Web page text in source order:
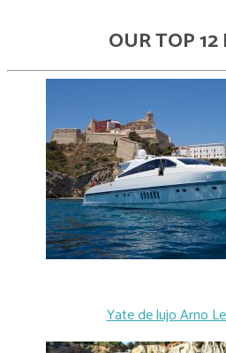
OUR TOP
Yate de lujo Arno